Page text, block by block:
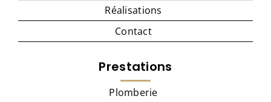
Réalisations
Contact
Prestations
Plomberie